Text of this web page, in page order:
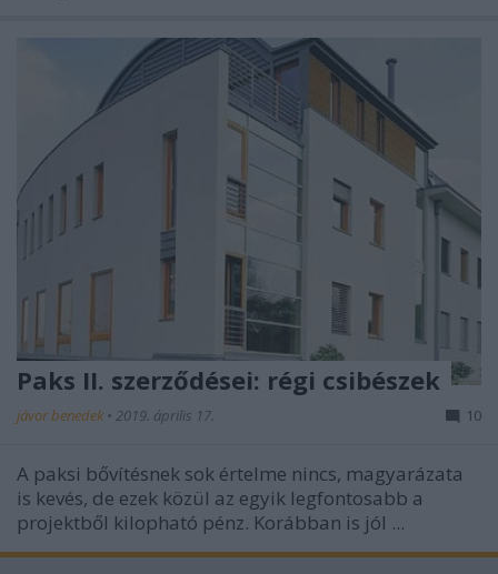
Paks II. szerződései: régi csibészek
jávor benedek • 2019. április 17. 10
A paksi bővítésnek sok értelme nincs, magyarázata
is kevés, de ezek közül az egyik legfontosabb a
projektből kilopható pénz. Korábban is jól ...